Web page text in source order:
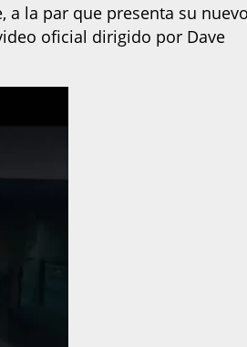
a la par que presenta su
oficial dirigido por Dave